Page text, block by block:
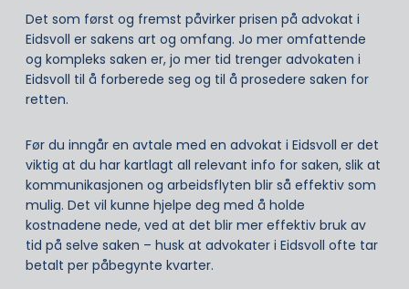
Det som først og fremst påvirker prisen på advokat i
Eidsvoll er sakens art og omfang. Jo mer omfattende
og kompleks saken er, jo mer tid trenger advokaten i
Eidsvoll til å forberede seg og til å prosedere saken for
retten.
Før du inngår en avtale med en advokat i Eidsvoll er det
viktig at du har kartlagt all relevant info for saken, slik at
kommunikasjonen og arbeidsflyten blir så effektiv som
mulig. Det vil kunne hjelpe deg med å holde
kostnadene nede, ved at det blir mer effektiv bruk av
tid på selve saken – husk at advokater i Eidsvoll ofte tar
betalt per påbegynte kvarter.